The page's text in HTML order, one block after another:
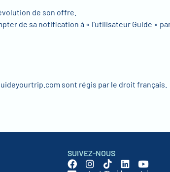
de son offre.
de sa notification à « l’utilisateur Guide »
sont régis par le droit français.
SUIVEZ-NOUS